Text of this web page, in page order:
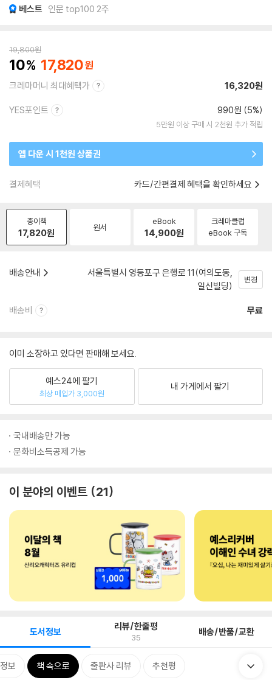
베스트 인문 top100 2주
19,800원
10 17,820
크레마머니 최대혜택가 16,320원
YES포인트 990원 (5%)
5만원 이상 구매 시 2천원 추가 적립
앱 다운 시 1천원 상품권
결제혜택 카드/간편결제 혜택을 확인하세요
종이책
17,820원 원서
eBook
14,900원
크레마클럽
eBook 구독
배송안내
서울특별시 영등포구 은행로 11(여의도동,
일신빌딩)
변경
배송비 무료
이미 소장하고 있다면 판매해 보세요.
예스24에 팔기
최상 매입가 3,000원
내 가게에서 팔기
국내배송만 가능
문화비소득공제 가능
이 분야의 이벤트 21
도서정보 리뷰/한줄평
35 배송/반품/교환
보 책 속으로 출판사 리뷰 추천평